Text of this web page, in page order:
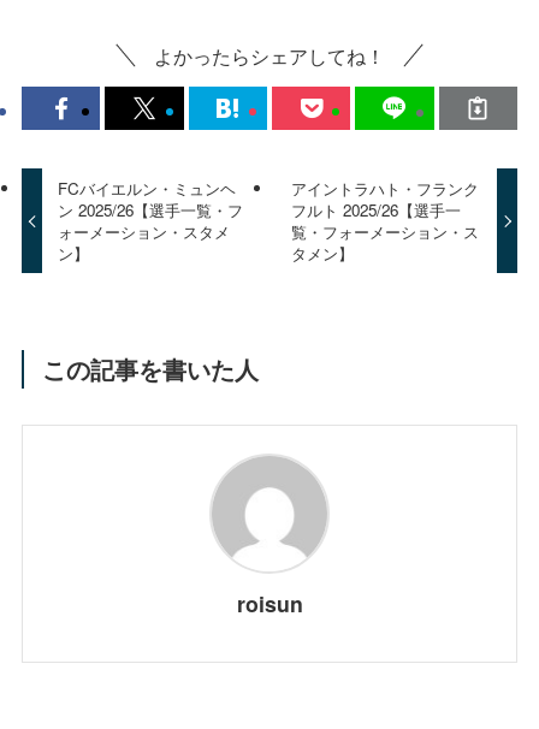
よかったらシェアしてね！
FCバイエルン・ミュンヘ
ン 2025/26【選手一覧・フ
ォーメーション・スタメ
ン】
アイントラハト・フランク
フルト 2025/26【選手一
覧・フォーメーション・ス
タメン】
この記事を書いた人
roisun